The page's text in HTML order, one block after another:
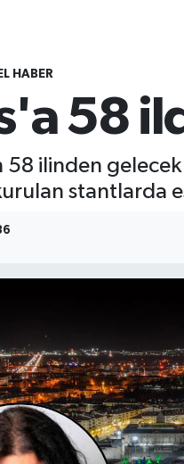
HABER
58
ilinden gelecek
stantlarda